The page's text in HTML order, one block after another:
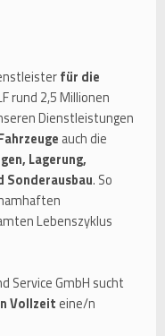
für die
rund 2,5 Millionen
Dienstleistungen
auch die
Lagerung,
Sonderausbau. So
Lebenszyklus
Service GmbH sucht
Vollzeit eine/n